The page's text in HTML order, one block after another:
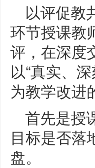
以评促教
环节授课教
评，在深度
以“真实、
为教学改进
首先是授
目标是否落
盘。